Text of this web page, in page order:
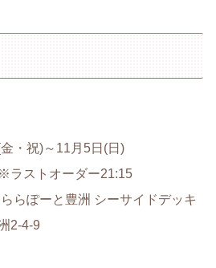
・祝)～11月5日(日)
ストオーダー21:15
らぽーと豊洲 シーサイドデッキ
2-4-9